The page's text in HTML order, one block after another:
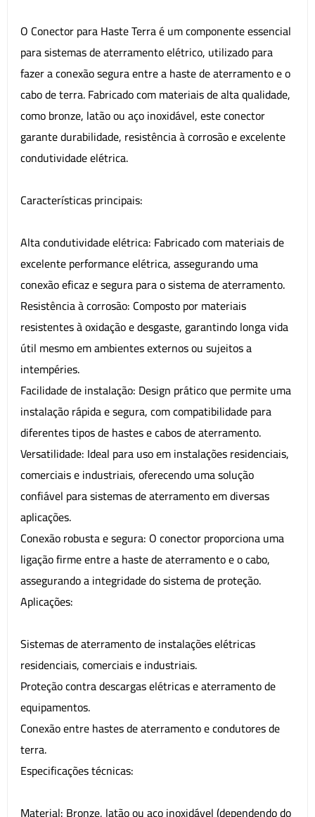
O Conector para Haste Terra é um componente essencial
para sistemas de aterramento elétrico, utilizado para
fazer a conexão segura entre a haste de aterramento e o
cabo de terra. Fabricado com materiais de alta qualidade,
como bronze, latão ou aço inoxidável, este conector
garante durabilidade, resistência à corrosão e excelente
condutividade elétrica.
Características principais:
Alta condutividade elétrica: Fabricado com materiais de
excelente performance elétrica, assegurando uma
conexão eficaz e segura para o sistema de aterramento.
Resistência à corrosão: Composto por materiais
resistentes à oxidação e desgaste, garantindo longa vida
útil mesmo em ambientes externos ou sujeitos a
intempéries.
Facilidade de instalação: Design prático que permite uma
instalação rápida e segura, com compatibilidade para
diferentes tipos de hastes e cabos de aterramento.
Versatilidade: Ideal para uso em instalações residenciais,
comerciais e industriais, oferecendo uma solução
confiável para sistemas de aterramento em diversas
aplicações.
Conexão robusta e segura: O conector proporciona uma
ligação firme entre a haste de aterramento e o cabo,
assegurando a integridade do sistema de proteção.
Aplicações:
Sistemas de aterramento de instalações elétricas
residenciais, comerciais e industriais.
Proteção contra descargas elétricas e aterramento de
equipamentos.
Conexão entre hastes de aterramento e condutores de
terra.
Especificações técnicas:
Material: Bronze, latão ou aço inoxidável (dependendo do